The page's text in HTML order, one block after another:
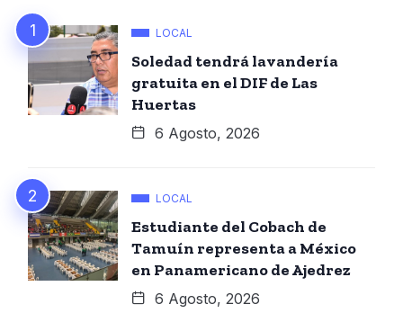
LOCAL
Soledad tendrá lavandería
gratuita en el DIF de Las
Huertas
6 Agosto, 2026
LOCAL
Estudiante del Cobach de
Tamuín representa a México
en Panamericano de Ajedrez
6 Agosto, 2026